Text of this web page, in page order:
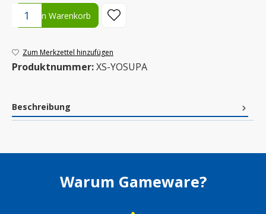
Produkt Anzahl: Gib den gewünschten Wert ein oder benutze
In den Warenkorb
Zum Merkzettel hinzufügen
Produktnummer:XS-YOSUPA
Beschreibung
Warum Gameware?